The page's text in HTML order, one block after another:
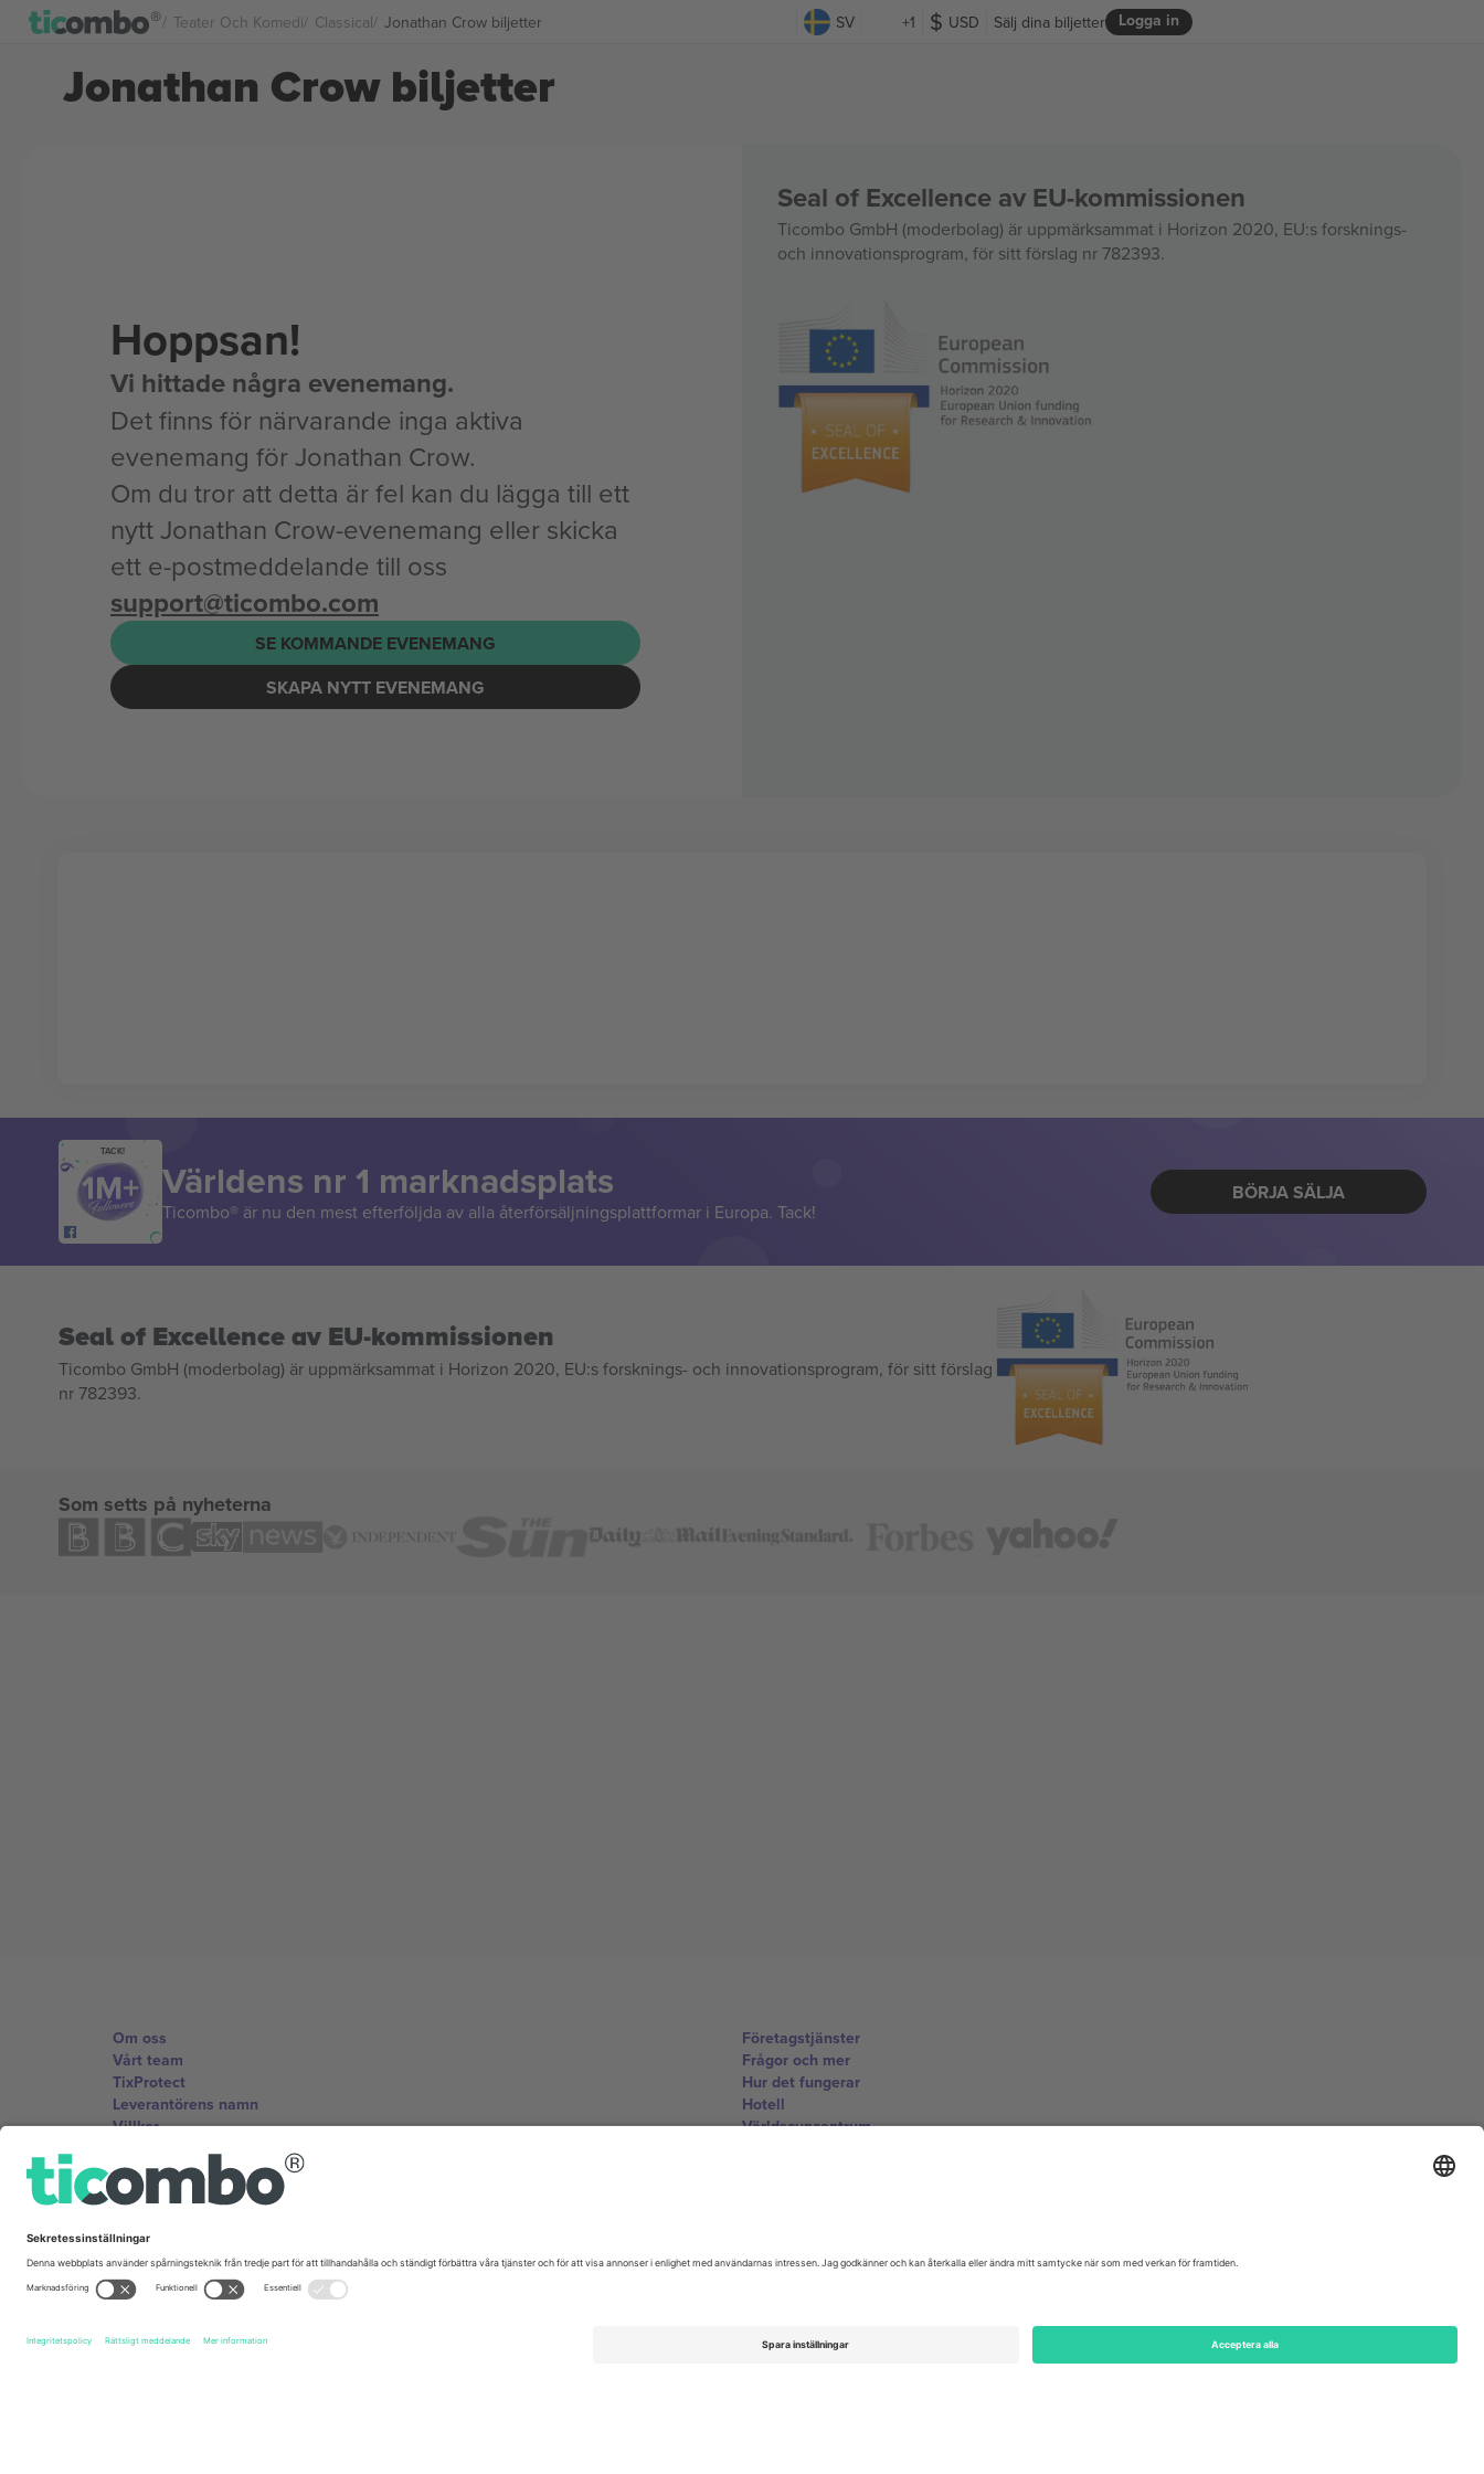
Teater Och Komedi Classical Jonathan Crow biljetter SV +1 USD Logga in
Sälj dina biljetter
Jonathan Crow biljetter
Hoppsan!
Vi hittade några evenemang.
Det finns för närvarande inga aktiva
evenemang för Jonathan Crow.
Om du tror att detta är fel kan du lägga till ett
nytt Jonathan Crow-evenemang eller skicka
ett e-postmeddelande till oss
support@ticombo.com
SE KOMMANDE EVENEMANG
SKAPA NYTT EVENEMANG
Seal of Excellence av EU-kommissionen
Ticombo GmbH (moderbolag) är uppmärksammat i Horizon 2020, EU:s forsknings-
och innovationsprogram, för sitt förslag nr 782393.
TACK!
Världens nr 1 marknadsplats
Ticombo® är nu den mest efterföljda av alla återförsäljningsplattformar i Europa. Tack!
BÖRJA SÄLJA
Seal of Excellence av EU-kommissionen
Ticombo GmbH (moderbolag) är uppmärksammat i Horizon 2020, EU:s forsknings- och innovationsprogram, för sitt förslag
nr 782393.
Som setts på nyheterna
Om oss
Vårt team
TixProtect
Leverantörens namn
Villkor
Affiliate-program
Företagstjänster
Frågor och mer
Hur det fungerar
Hotell
Världscupcentrum